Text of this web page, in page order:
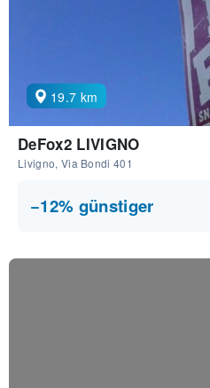
19.7 km
DeFox2 LIVIGNO
Livigno, Via Bondi 401
−12% günstiger